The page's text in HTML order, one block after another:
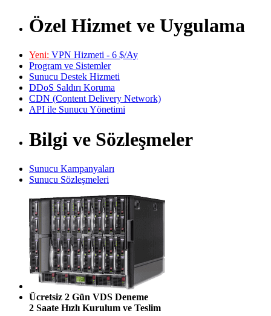
Özel Hizmet ve Uygulama
Yeni: VPN Hizmeti - 6 $/Ay
Program ve Sistemler
Sunucu Destek Hizmeti
DDoS Saldırı Koruma
CDN (Content Delivery Network)
API ile Sunucu Yönetimi
Bilgi ve Sözleşmeler
Sunucu Kampanyaları
Sunucu Sözleşmeleri
Ücretsiz 2 Gün VDS Deneme
2 Saate Hızlı Kurulum ve Teslim